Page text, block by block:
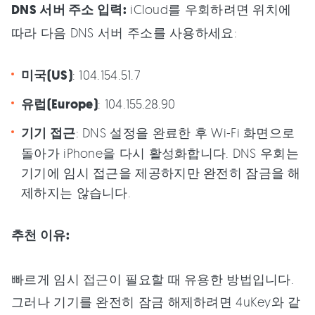
DNS 서버 주소 입력: iCloud를 우회하려면 위치에
따라 다음 DNS 서버 주소를 사용하세요:
미국(US): 104.154.51.7
유럽(Europe): 104.155.28.90
기기 접근: DNS 설정을 완료한 후 Wi-Fi 화면으로
돌아가 iPhone을 다시 활성화합니다. DNS 우회는
기기에 임시 접근을 제공하지만 완전히 잠금을 해
제하지는 않습니다.
추천 이유:
빠르게 임시 접근이 필요할 때 유용한 방법입니다.
그러나 기기를 완전히 잠금 해제하려면 4uKey와 같